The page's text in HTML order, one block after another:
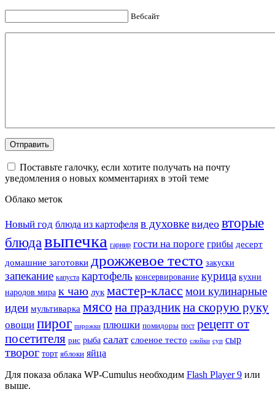
Вебсайт
Поставьте галочку, если хотите получать на почту
уведомления о новых комментариях в этой теме
Облако меток
Новый год блюда из картофеля в духовке видео вторые
блюдавыпечка гарнир гости на пороге грибы десерт
домашние заготовки дрожжевое тесто закуски
запекание капуста картофель консервирование курица кухни
народов мира к чаю лук мастер-класс мои кулинарные
идеи мультиварка мясо на праздникна скорую руку
овощи пирог пирожки плюшки помидоры пост рецепт от
посетителя рис рыба салат слоеное тесто слойки суп сыр
творог торт яблоки яйца
Для показа облака WP-Cumulus необходим Flash Player 9 или
выше.